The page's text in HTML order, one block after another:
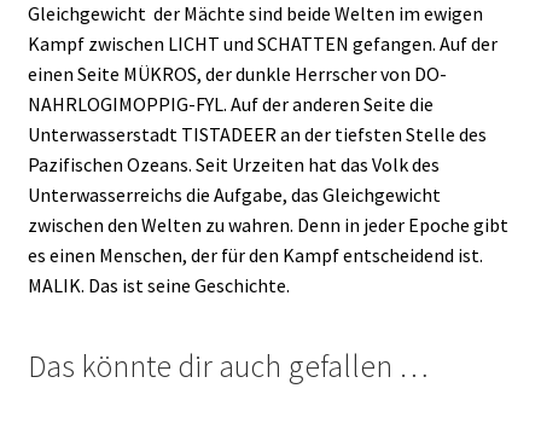
Gleichgewicht der Mächte sind beide Welten im ewigen
Kampf zwischen LICHT und SCHATTEN gefangen. Auf der
einen Seite MÜKROS, der dunkle Herrscher von DO-
NAHRLOGIMOPPIG-FYL. Auf der anderen Seite die
Unterwasserstadt TISTADEER an der tiefsten Stelle des
Pazifischen Ozeans. Seit Urzeiten hat das Volk des
Unterwasserreichs die Aufgabe, das Gleichgewicht
zwischen den Welten zu wahren. Denn in jeder Epoche gibt
es einen Menschen, der für den Kampf entscheidend ist.
MALIK. Das ist seine Geschichte.
Das könnte dir auch gefallen …